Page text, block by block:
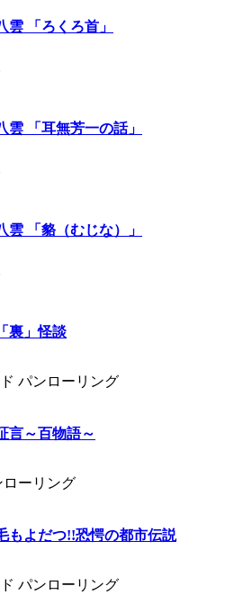
「ろくろ首」
「耳無芳一の話」
「貉（むじな）」
裏」怪談
パンローリング
言～百物語～
ローリング
もよだつ!!恐愕の都市伝説
パンローリング